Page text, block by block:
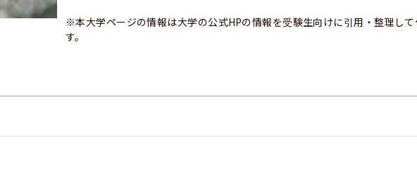
※本大学ページの情報は大学の公式HPの情報を受験生向けに引用・整理して
す。